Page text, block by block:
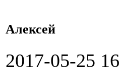
Алексей
2017-05-25